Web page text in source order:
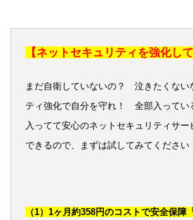
【ネットセキュリティを強化し
まだ自衛していないの？ 泣きたくない
ティ強化で自分を守れ！ 全部入って
入ってて安心のネットセキュリティサー
できるので、まずは試してみてください
（1）1ヶ月約358円のコストで安全保